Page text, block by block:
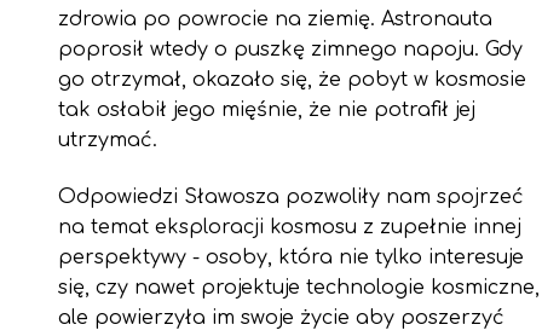
zdrowia po powrocie na ziemię. Astronauta
poprosił wtedy o puszkę zimnego napoju. Gdy
go otrzymał, okazało się, że pobyt w kosmosie
tak osłabił jego mięśnie, że nie potrafił jej
utrzymać.
Odpowiedzi Sławosza pozwoliły nam spojrzeć
na temat eksploracji kosmosu z zupełnie innej
perspektywy - osoby, która nie tylko interesuje
się, czy nawet projektuje technologie kosmiczne,
ale powierzyła im swoje życie aby poszerzyć